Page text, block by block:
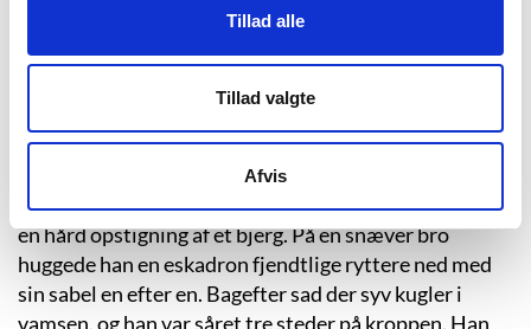
Tillad alle
Tillad valgte
Afvis
helt ung havde brudt med sin adelige far, taget sin
mors slavenavn på sig og sluttet sig til revolutionen.
På ganske få år steg han fra menig til general og blev
øverstbefalende over den republikanske hær i
alperegionen. Han tilfangetog ene mand tretten
østrigske alpejægersoldater. Han løftede sine
udmattede tropper over uoverstigelige palisader efter
en hård opstigning af et bjerg. På en snæver bro
huggede han en eskadron fjendtlige ryttere ned med
sin sabel en efter en. Bagefter sad der syv kugler i
vamsen, og han var såret tre steder på kroppen. Han